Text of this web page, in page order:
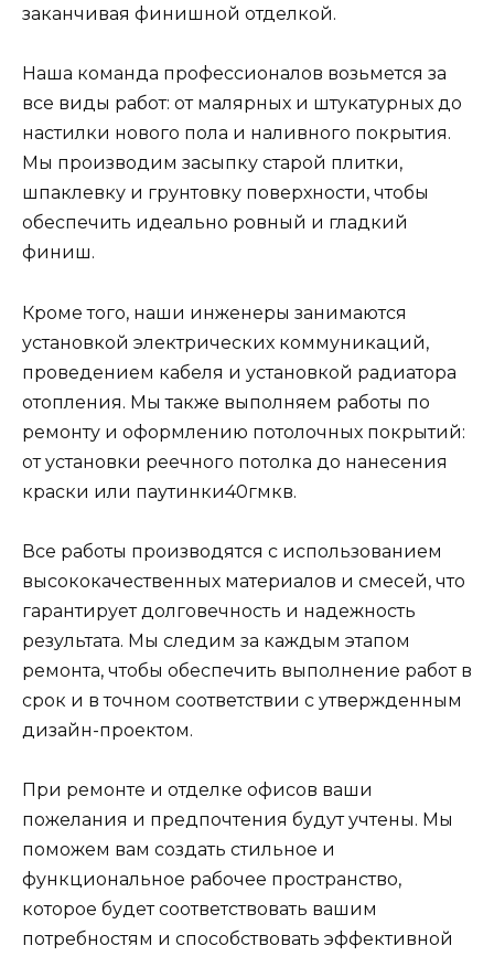
заканчивая финишной отделкой.
Наша команда профессионалов возьмется за
все виды работ: от малярных и штукатурных до
настилки нового пола и наливного покрытия.
Мы производим засыпку старой плитки,
шпаклевку и грунтовку поверхности, чтобы
обеспечить идеально ровный и гладкий
финиш.
Кроме того, наши инженеры занимаются
установкой электрических коммуникаций,
проведением кабеля и установкой радиатора
отопления. Мы также выполняем работы по
ремонту и оформлению потолочных покрытий:
от установки реечного потолка до нанесения
краски или паутинки40гмкв.
Все работы производятся с использованием
высококачественных материалов и смесей, что
гарантирует долговечность и надежность
результата. Мы следим за каждым этапом
ремонта, чтобы обеспечить выполнение работ в
срок и в точном соответствии с утвержденным
дизайн-проектом.
При ремонте и отделке офисов ваши
пожелания и предпочтения будут учтены. Мы
поможем вам создать стильное и
функциональное рабочее пространство,
которое будет соответствовать вашим
потребностям и способствовать эффективной